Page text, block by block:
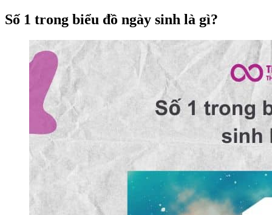
Số 1 trong biểu đồ ngày sinh là gì?